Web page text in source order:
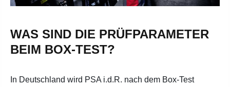
WAS SIND DIE PRÜFPARAMETER
BEIM BOX-TEST?
In Deutschland wird PSA i.d.R. nach dem Box-Test